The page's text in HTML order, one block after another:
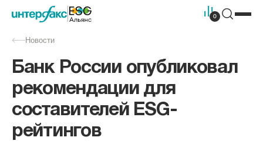
0
Новости
Банк России опубликовал
рекомендации для
составителей ESG-
рейтингов